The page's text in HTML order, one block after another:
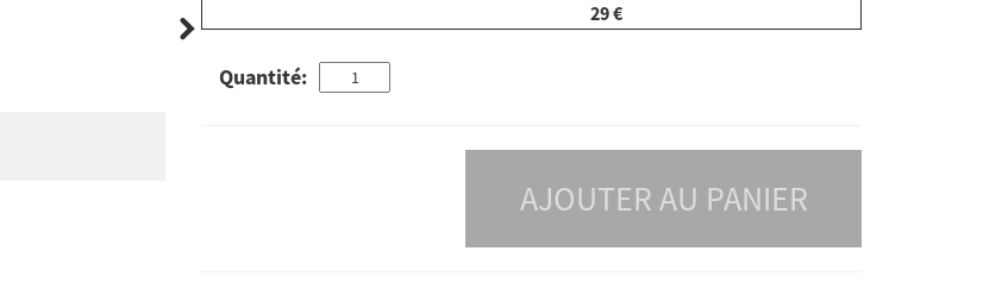
29 €
Quantité:
AJOUTER AU PANIER